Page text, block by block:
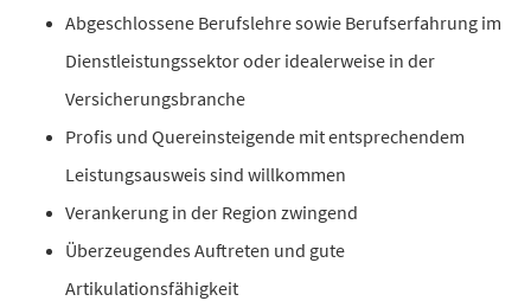
Abgeschlossene Berufslehre sowie Berufserfahrung im
Dienstleistungssektor oder idealerweise in der
Versicherungsbranche
Profis und Quereinsteigende mit entsprechendem
Leistungsausweis sind willkommen
Verankerung in der Region zwingend
Überzeugendes Auftreten und gute
Artikulationsfähigkeit